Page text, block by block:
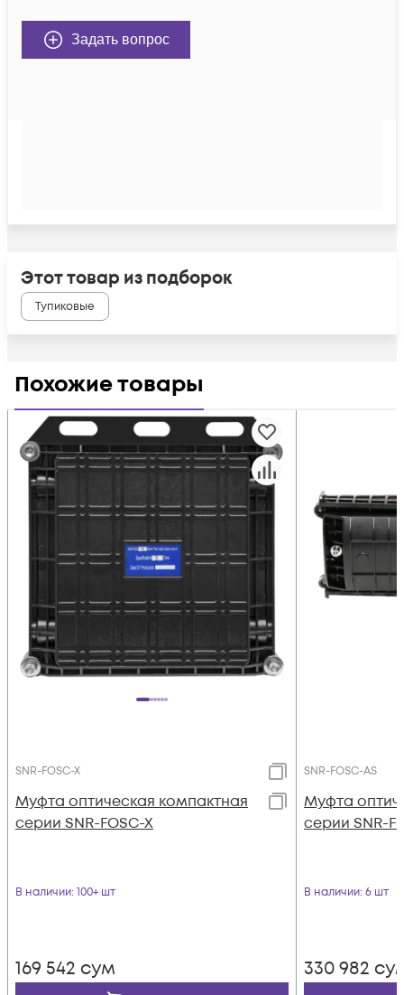
Задать вопрос
Этот товар из подборок
Тупиковые
Похожие товары
SNR-FOSC-X
Муфта оптическая компактная
серии SNR-FOSC-X
В наличии: 100+ шт
169 542 сум
SNR-FOSC-AS
Муфта
серии SNR-
В наличии: 6 шт
330 982